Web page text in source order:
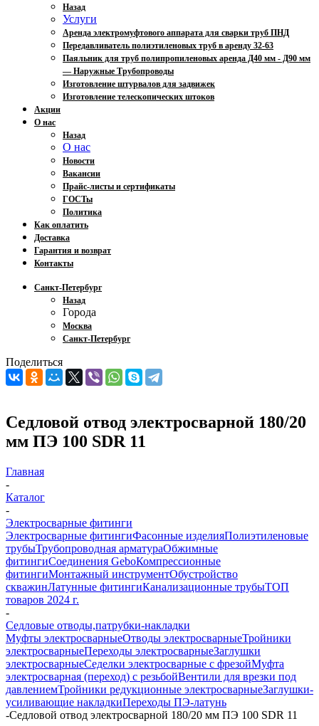
Назад
Услуги
Аренда электромуфтового аппарата для сварки труб ПНД
Передавливатель полиэтиленовых труб в аренду 32-63
Паяльник для труб полипропиленовых аренда Д40 мм - Д90 мм
— Наружные Трубопроводы
Изготовление штурвалов для задвижек
Изготовление телескопических штоков
Акции
О нас
Назад
О нас
Новости
Вакансии
Прайс-листы и сертификаты
ГОСТы
Политика
Как оплатить
Доставка
Гарантия и возврат
Контакты
Санкт-Петербург
Назад
Города
Москва
Санкт-Петербург
Поделиться
Седловой отвод электросварной 180/20
мм ПЭ 100 SDR 11
Главная
-
Каталог
-
Электросварные фитинги
Электросварные фитингиФасонные изделияПолиэтиленовые
трубыТрубопроводная арматураОбжимные
фитингиСоединения GeboКомпрессионные
фитингиМонтажный инструментОбустройство
скважинЛатунные фитингиКанализационные трубыТОП
товаров 2024 г.
-
Седловые отводы,патрубки-накладки
Муфты электросварныеОтводы электросварныеТройники
электросварныеПереходы электросварныеЗаглушки
электросварныеСеделки электросварные с фрезойМуфта
электросварная (переход) с резьбойВентили для врезки под
давлениемТройники редукционные электросварныеЗаглушки-
усиливающие накладкиПереходы ПЭ-латунь
-Седловой отвод электросварной 180/20 мм ПЭ 100 SDR 11